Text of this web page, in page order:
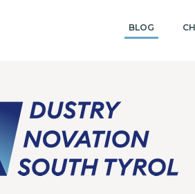
BLOG